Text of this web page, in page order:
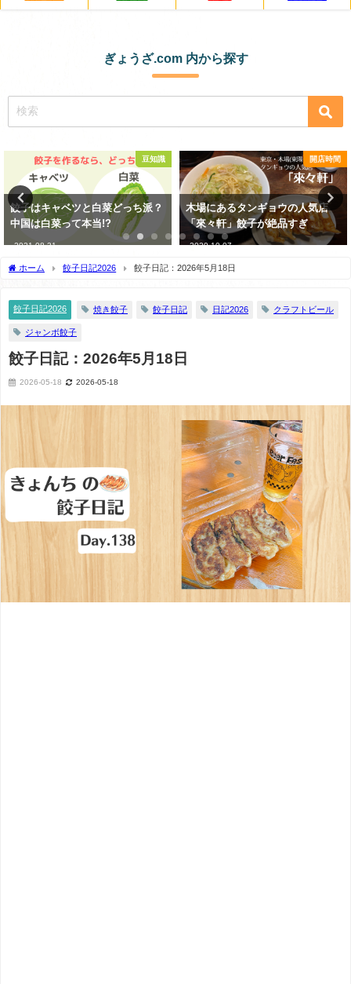
ぎょうざ.com 内から探す
？
開店時間
木場にあるタンギョウの人気店
「來々軒」餃子が絶品すぎ
2020-10-07
コンビニ・スー
エビが入った絶品の冷凍餃子
つ食べ比べしてみた
2021-06-20
ホーム 餃子日記2026 餃子日記：2026年5月18日
餃子日記2026 焼き餃子 餃子日記 日記2026 クラフトビール
ジャンボ餃子
餃子日記：2026年5月18日
2026-05-18 2026-05-18